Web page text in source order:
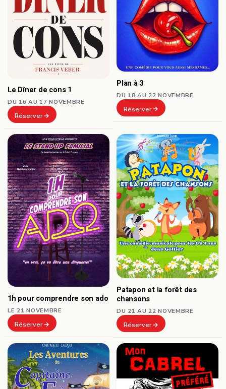
Le Dîner de cons 1
DU 16 AU 17 NOVEMBRE
Réserver
Plan à 3
DU 18 AU 22 NOVEMBRE
Réserver
1h pour comprendre son ado
LE 21 NOVEMBRE
Réserver
Patapon et la forêt des
chansons
DU 21 AU 22 NOVEMBRE
Réserver